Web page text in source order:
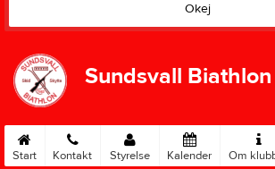
Okej
Sundsvall Biathlon
Start Kontakt Styrelse Kalender Om